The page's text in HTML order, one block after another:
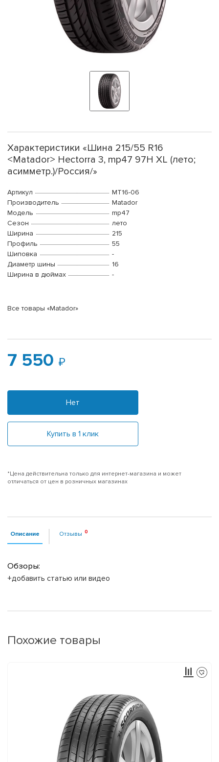
Характеристики «Шина 215/55 R16
<Matador> Hectorra 3, mp47 97H XL (лето;
асимметр.)/Россия/»
Артикул
MT16-06
Производитель
Matador
Модель
mp47
Сезон
лето
Ширина
215
Профиль
55
Шиповка
-
Диаметр шины
16
Ширина в дюймах
-
Все товары «Matador»
7 550
Нет
Купить в 1 клик
*Цена действительна только для интернет-магазина и может
отличаться от цен в розничных магазинах
Описание Отзывы
Обзоры:
+добавить статью или видео
Похожие товары